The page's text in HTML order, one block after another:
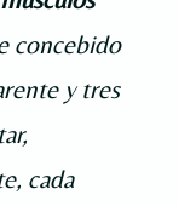
concebido
y tres
cada